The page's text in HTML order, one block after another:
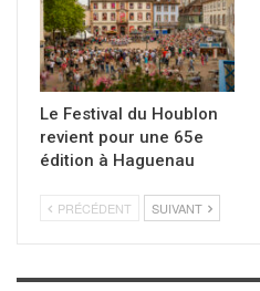
Le Festival du Houblon
revient pour une 65e
édition à Haguenau
PRÉCÉDENT SUIVANT